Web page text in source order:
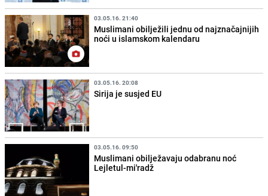
03.05.16. 21:40
Muslimani obilježili jednu od najznačajnijih
noći u islamskom kalendaru
03.05.16. 20:08
Sirija je susjed EU
03.05.16. 09:50
Muslimani obilježavaju odabranu noć
Lejletul-mi'radž